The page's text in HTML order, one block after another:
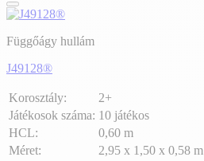
Függőágy hullám
J49128®
Korosztály:
2+
Játékosok száma: 10 játékos
HCL:
0,60 m
Méret:
2,95 x 1,50 x 0,58 m